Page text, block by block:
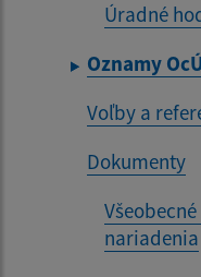
Úradné
Oznamy
Voľby a
Dokumenty
nariadenia